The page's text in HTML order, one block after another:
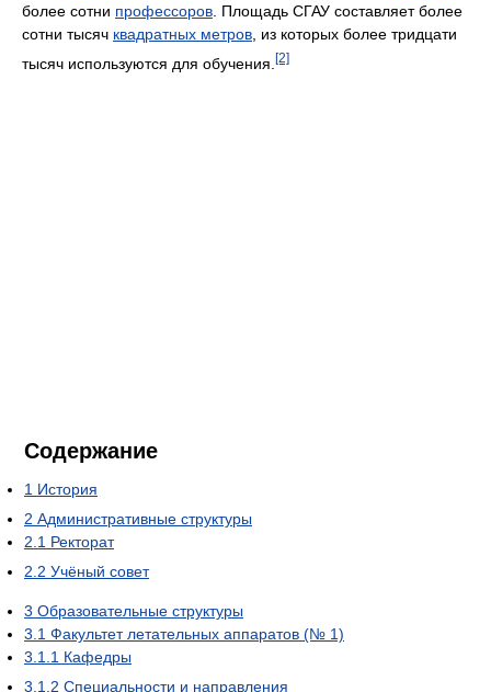
более сотни профессоров . Площадь СГАУ составляет более
сотни тысяч квадратных метров , из которых более тридцати
тысяч используются для обучения. [2]
Содержание
1 История
2 Административные структуры
2.1 Ректорат
2.2 Учёный совет
3 Образовательные структуры
3.1 Факультет летательных аппаратов (№ 1)
3.1.1 Кафедры
3.1.2 Специальности и направления